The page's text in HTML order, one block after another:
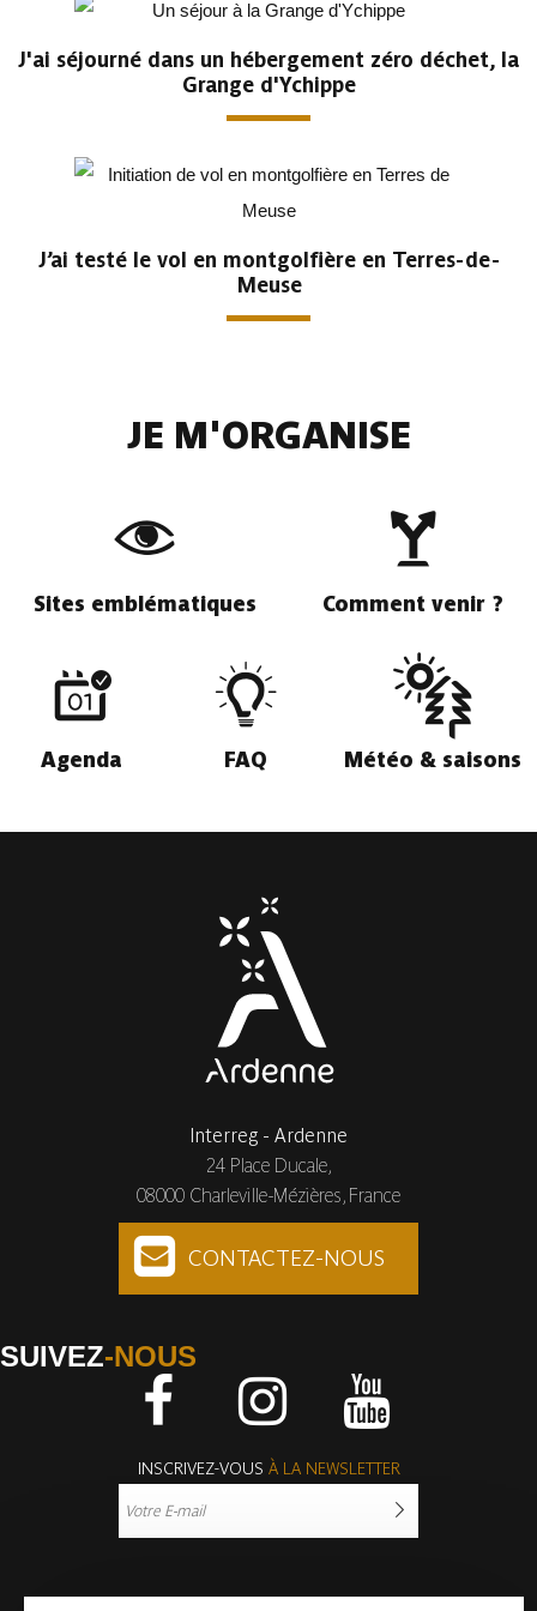
J'ai séjourné dans un hébergement zéro déchet, la
Grange d'Ychippe
J’ai testé le vol en montgolfière en Terres-de-
Meuse
JE M'ORGANISE
Sites emblématiques Comment venir ?
Agenda FAQ Météo & saisons
Interreg - Ardenne
24 Place Ducale,
08000 Charleville-Mézières, France
CONTACTEZ-NOUS
SUIVEZ-NOUS
INSCRIVEZ-VOUS À LA NEWSLETTER